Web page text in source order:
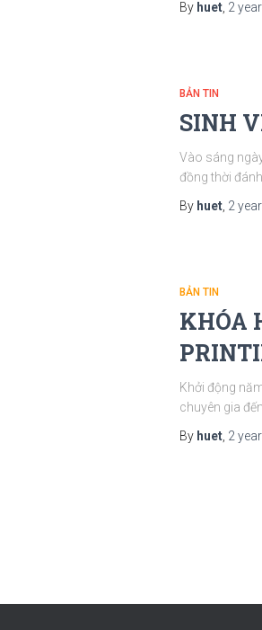
By huet, 2
BẢN TIN
SINH
Vào sáng
đồng thời
By huet, 2
BẢN TIN
KHÓA
Khởi động
chuyên gia
By huet, 2